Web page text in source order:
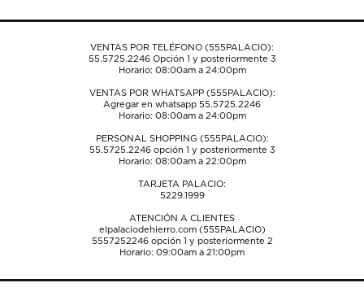
VENTAS POR TELÉFONO (555PALACIO):
55.5725.2246Opción 1 y posteriormente 3
Horario: 08:00am a 24:00pm
VENTAS POR WHATSAPP (555PALACIO):
Agregar en whatsapp 55.5725.2246
Horario: 08:00am a 24:00pm
PERSONAL SHOPPING (555PALACIO):
55.5725.2246opción 1 y posteriormente 3
Horario: 08:00am a 22:00pm
TARJETA PALACIO:
5229.1999
ATENCIÓN A CLIENTES
elpalaciodehierro.com (555PALACIO)
5557252246opción 1 y posteriormente 2
Horario: 09:00am a 21:00pm